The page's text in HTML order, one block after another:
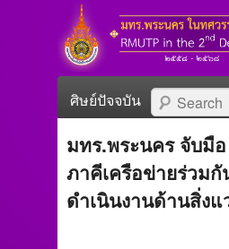
มทร.พระนคร
๒
RMUTP in The 2nd Decade
Search
Skip to primary content
Skip to secondary content
มทร.พระนคร จับมื
ภาคีเครือข่ายร่วม
ดำเนินงานด้านสิ่ง